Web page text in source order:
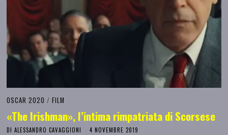
OSCAR 2020 / FILM
«The Irishman», l’intima rimpatriata di Scorsese
DIALESSANDRO CAVAGGIONI 4 NOVEMBRE 2019